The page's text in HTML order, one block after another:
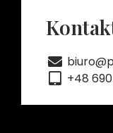
+48